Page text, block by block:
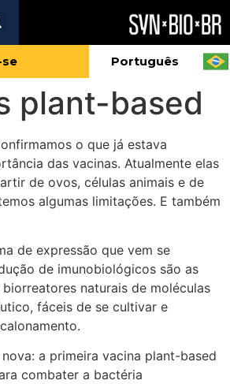
Português
plant-based
o que já estava
das vacinas. Atualmente elas
de ovos, células animais e de
algumas limitações. E também
de expressão que vem se
de imunobiológicos são as
biorreatores naturais de moléculas
fáceis de se cultivar e
a primeira vacina plant-based
combater a bactéria